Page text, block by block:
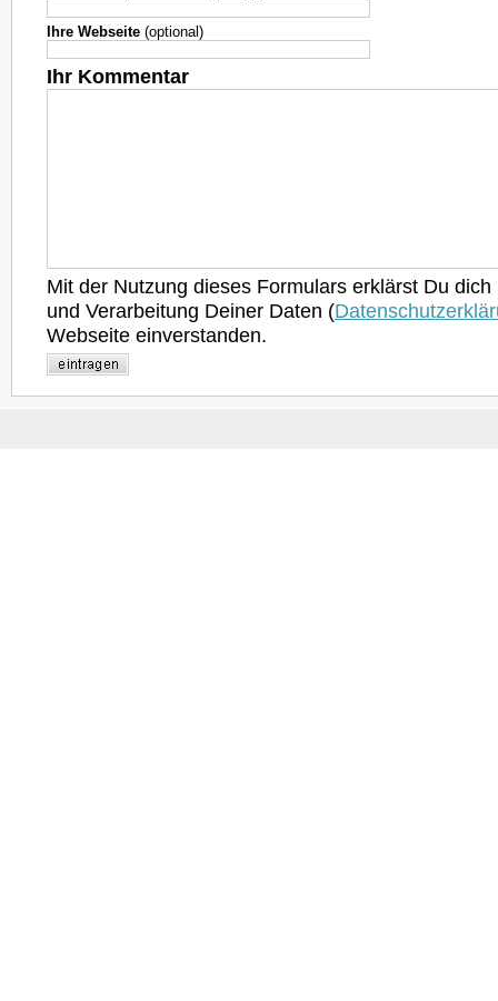
Ihre Webseite (optional)
Ihr Kommentar
Mit der Nutzung dieses Formulars erklärst Du
und Verarbeitung Deiner Daten (
Webseite einverstanden.